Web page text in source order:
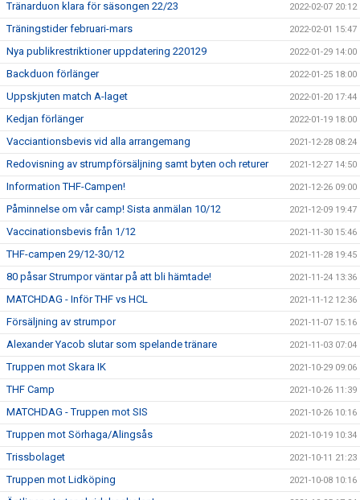
Tränarduon klara för säsongen 22/23 2022-02-07 20:12
Träningstider februari-mars 2022-02-01 15:47
Nya publikrestriktioner uppdatering 220129 2022-01-29 14:00
Backduon förlänger 2022-01-25 18:00
Uppskjuten match A-laget 2022-01-20 17:44
Kedjan förlänger 2022-01-19 18:00
Vacciantionsbevis vid alla arrangemang 2021-12-28 08:24
Redovisning av strumpförsäljning samt byten och returer 2021-12-27 14:50
Information THF-Campen! 2021-12-26 09:00
Påminnelse om vår camp! Sista anmälan 10/12 2021-12-09 19:47
Vaccinationsbevis från 1/12 2021-11-30 15:46
THF-campen 29/12-30/12 2021-11-28 19:45
80 påsar Strumpor väntar på att bli hämtade! 2021-11-24 13:36
MATCHDAG - Inför THF vs HCL 2021-11-12 12:36
Försäljning av strumpor 2021-11-07 15:16
Alexander Yacob slutar som spelande tränare 2021-11-03 07:04
Truppen mot Skara IK 2021-10-29 09:06
THF Camp 2021-10-26 11:39
MATCHDAG - Truppen mot SIS 2021-10-26 10:16
Truppen mot Sörhaga/Alingsås 2021-10-19 10:34
Trissbolaget 2021-10-11 21:23
Truppen mot Lidköping 2021-10-08 10:16